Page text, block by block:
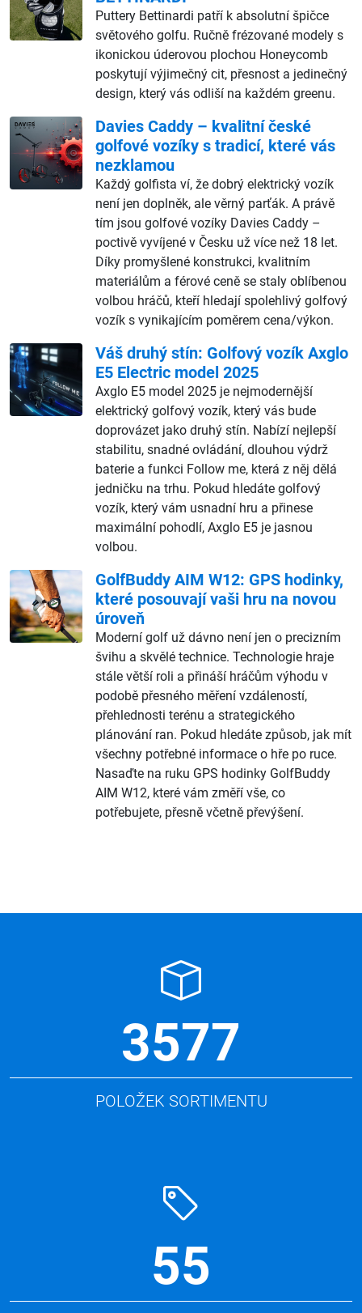
Puttery Bettinardi patří k absolutní špičce
světového golfu. Ručně frézované modely s
ikonickou úderovou plochou Honeycomb
poskytují výjimečný cit, přesnost a jedinečný
design, který vás odliší na každém greenu.
Davies Caddy – kvalitní české
golfové vozíky s tradicí, které vás
nezklamou
Každý golfista ví, že dobrý elektrický vozík
není jen doplněk, ale věrný parťák. A právě
tím jsou golfové vozíky Davies Caddy –
poctivě vyvíjené v Česku už více než 18 let.
Díky promyšlené konstrukci, kvalitním
materiálům a férové ceně se staly oblíbenou
volbou hráčů, kteří hledají spolehlivý golfový
vozík s vynikajícím poměrem cena/výkon.
Váš druhý stín: Golfový vozík Axglo
E5 Electric model 2025
Axglo E5 model 2025 je nejmodernější
elektrický golfový vozík, který vás bude
doprovázet jako druhý stín. Nabízí nejlepší
stabilitu, snadné ovládání, dlouhou výdrž
baterie a funkci Follow me, která z něj dělá
jedničku na trhu. Pokud hledáte golfový
vozík, který vám usnadní hru a přinese
maximální pohodlí, Axglo E5 je jasnou
volbou.
GolfBuddy AIM W12: GPS hodinky,
které posouvají vaši hru na novou
úroveň
Moderní golf už dávno není jen o precizním
švihu a skvělé technice. Technologie hraje
stále větší roli a přináší hráčům výhodu v
podobě přesného měření vzdáleností,
přehlednosti terénu a strategického
plánování ran. Pokud hledáte způsob, jak mít
všechny potřebné informace o hře po ruce.
Nasaďte na ruku GPS hodinky GolfBuddy
AIM W12, které vám změří vše, co
potřebujete, přesně včetně převýšení.
3577
POLOŽEK SORTIMENTU
55